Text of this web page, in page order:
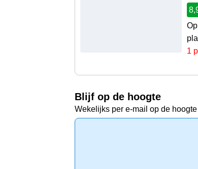
1
Blijf op de hoogte
Wekelijks per e-mail op de